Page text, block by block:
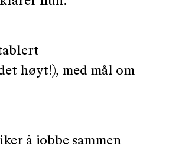
høyt!), med mål om
å jobbe sammen